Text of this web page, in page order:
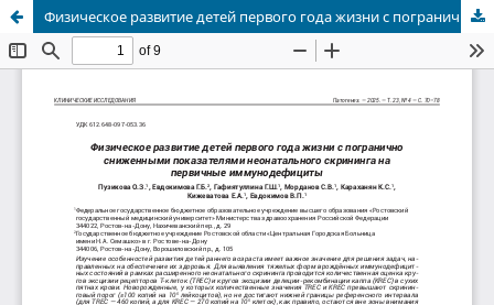
Физическое развитие детей первого года жизни с погранично сниженными показателями неонатального скрининга на первичные иммунодефициты